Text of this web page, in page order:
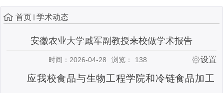
首页 学术动态
安徽农业大学戚军副教授来校做学术报告
时间：2026-04-28 浏览： 138 设置
应我校食品与生物工程学院和冷链食品加工